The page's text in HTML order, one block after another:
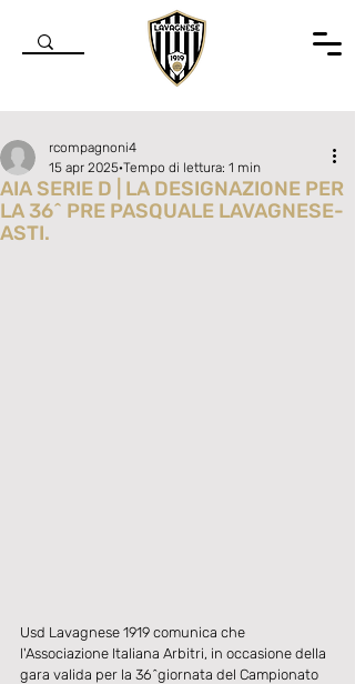
AIA SERIE D | LA DESIGNAZIONE PER
LA 36^ PRE PASQUALE LAVAGNESE-
ASTI.
rcompagnoni4
15 apr 2025 Tempo di lettura: 1 min
Usd Lavagnese 1919 comunica che
l'Associazione Italiana Arbitri, in occasione della
gara valida per la 36^giornata del Campionato